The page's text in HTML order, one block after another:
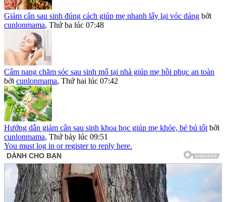
Giảm cân sau sinh đúng cách giúp mẹ nhanh lấy lại vóc dáng bởi
cunlonmama, Thứ ba lúc 07:48
Cẩm nang chăm sóc sau sinh mổ tại nhà giúp mẹ hồi phục an toàn
bởi cunlonmama, Thứ hai lúc 07:42
Hướng dẫn giảm cân sau sinh khoa học giúp mẹ khỏe, bé bú tốt bởi
cunlonmama, Thứ bảy lúc 09:51
You must log in or register to reply here.